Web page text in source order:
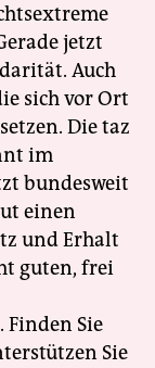
jetzt
Auch
sich vor Ort
Die taz
im
bundesweit
einen
und Erhalt
guten, frei
Finden Sie
Sie